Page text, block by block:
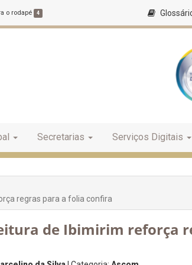
o rodapé 4
Secretarias Serviços Digitais
regras para a folia confira
de Ibimirim reforça